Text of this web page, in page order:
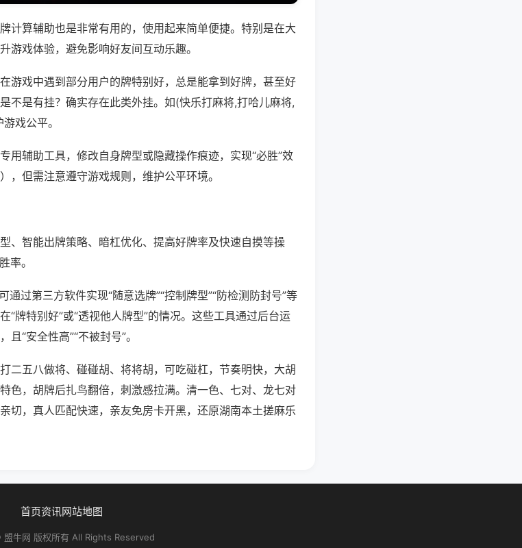
计算辅助也是非常有用的，使用起来简单便捷。特别是在大
游戏体验，避免影响好友间互动乐趣。
游戏中遇到部分用户的牌特别好，总是能拿到好牌，甚至好
不是有挂？确实存在此类外挂。如(快乐打麻将,打哈儿麻将,
戏公平。
用辅助工具，修改自身牌型或隐藏操作痕迹，实现“必胜”效
，但需注意遵守游戏规则，维护公平环境。
、智能出牌策略、暗杠优化、提高好牌率及快速自摸等操
率。
过第三方软件实现“随意选牌”“控制牌型”“防检测防封号”等
“牌特别好”或“透视他人牌型”的情况。这些工具通过后台运
“安全性高”“不被封号”。
二五八做将、碰碰胡、将将胡，可吃碰杠，节奏明快，大胡
色，胡牌后扎鸟翻倍，刺激感拉满。清一色、七对、龙七对
切，真人匹配快速，亲友免房卡开黑，还原湖南本土搓麻乐
首页资讯网站地图
牛网 版权所有 All Rights Reserved